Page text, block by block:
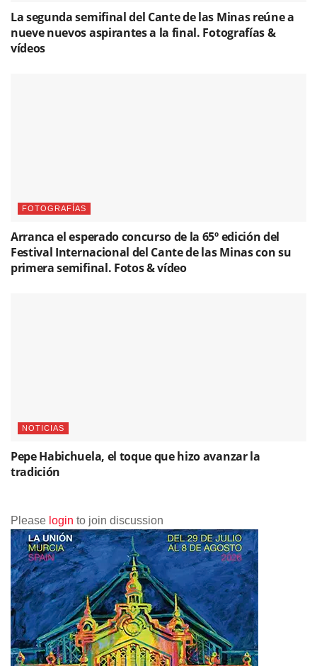
La segunda semifinal del Cante de las Minas reúne a
nueve nuevos aspirantes a la final. Fotografías &
vídeos
FOTOGRAFÍAS
Arranca el esperado concurso de la 65º edición del
Festival Internacional del Cante de las Minas con su
primera semifinal. Fotos & vídeo
NOTICIAS
Pepe Habichuela, el toque que hizo avanzar la
tradición
Please login to join discussion